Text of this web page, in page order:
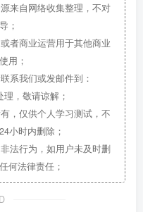
来自网络收集整理，不对
；
者商业运营用于其他商业
用；
系我们或发邮件到：
，敬请谅解；
，仅供个人学习测试，不
小时内删除；
法行为，如用户未及时删
何法律责任；